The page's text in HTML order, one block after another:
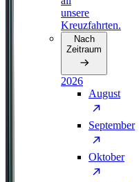
unsere
Kreuzfahrten.
Nach
Zeitraum
2026
August
September
Oktober